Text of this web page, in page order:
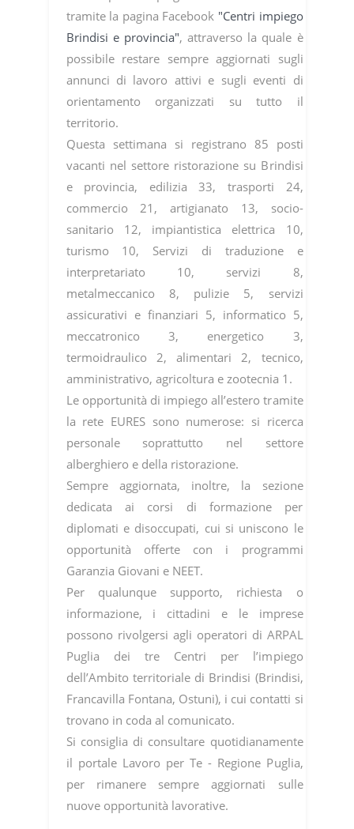
tramite la pagina Facebook "Centri impiego
Brindisi e provincia", attraverso la quale è
possibile restare sempre aggiornati sugli
annunci di lavoro attivi e sugli eventi di
orientamento organizzati su tutto il
territorio.
Questa settimana si registrano 85 posti
vacanti nel settore ristorazione su Brindisi
e provincia, edilizia 33, trasporti 24,
commercio 21, artigianato 13, socio-
sanitario 12, impiantistica elettrica 10,
turismo 10, Servizi di traduzione e
interpretariato 10, servizi 8,
metalmeccanico 8, pulizie 5, servizi
assicurativi e finanziari 5, informatico 5,
meccatronico 3, energetico 3,
termoidraulico 2, alimentari 2, tecnico,
amministrativo, agricoltura e zootecnia 1.
Le opportunità di impiego all’estero tramite
la rete EURES sono numerose: si ricerca
personale soprattutto nel settore
alberghiero e della ristorazione.
Sempre aggiornata, inoltre, la sezione
dedicata ai corsi di formazione per
diplomati e disoccupati, cui si uniscono le
opportunità offerte con i programmi
Garanzia Giovani e NEET.
Per qualunque supporto, richiesta o
informazione, i cittadini e le imprese
possono rivolgersi agli operatori di ARPAL
Puglia dei tre Centri per l’impiego
dell’Ambito territoriale di Brindisi (Brindisi,
Francavilla Fontana, Ostuni), i cui contatti si
trovano in coda al comunicato.
Si consiglia di consultare quotidianamente
il portale Lavoro per Te - Regione Puglia,
per rimanere sempre aggiornati sulle
nuove opportunità lavorative.